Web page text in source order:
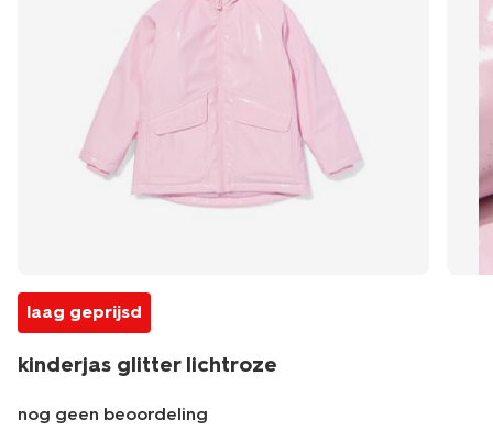
laag geprijsd
kinderjas glitter lichtroze
nog geen beoordeling